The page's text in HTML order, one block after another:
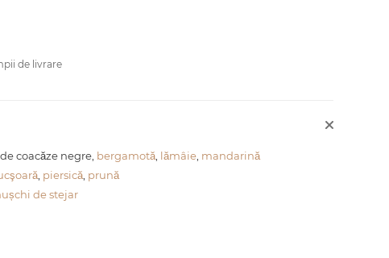
de livrare
coacăze negre, bergamotă, lămâie, mandarină
, piersică, prună
de stejar